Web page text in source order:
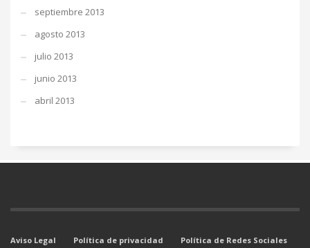
septiembre 2013
agosto 2013
julio 2013
junio 2013
abril 2013
Aviso Legal Política de privacidad Política de Redes Sociales